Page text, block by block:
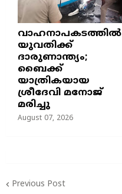
വാഹനാപകടത്തിൽ
യുവതിക്ക്
ദാരുണാന്ത്യം;
ബൈക്ക്
യാത്രികയായ
ശ്രീദേവി മനോജ്
മരിച്ചു
August 07, 2026
Previous Post